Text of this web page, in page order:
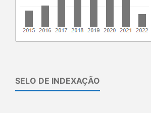
SELO DE INDEXAÇÃO